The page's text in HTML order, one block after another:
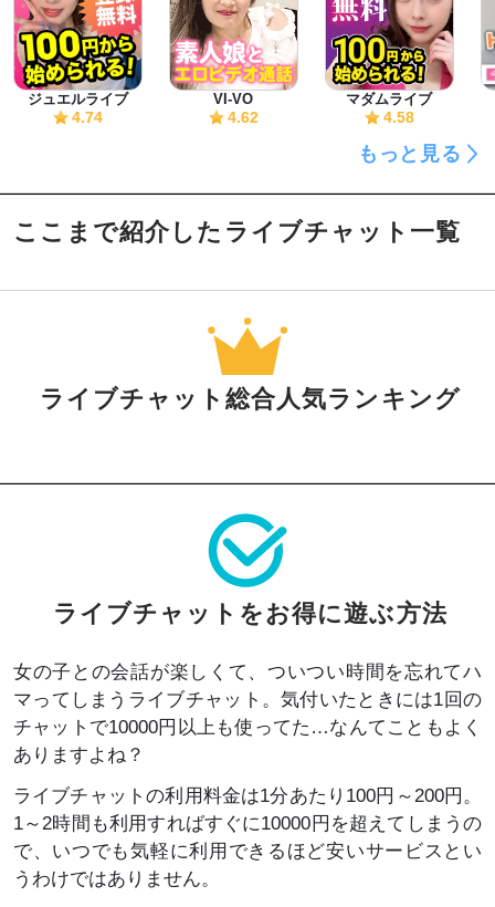
ジュエルライブ
4.74
VI-VO
4.62
マダムライブ
4.58
もっと見る
ここまで紹介したライブチャット一覧
ライブチャット総合人気ランキング
ライブチャットをお得に遊ぶ方法
女の子との会話が楽しくて、ついつい時間を忘れてハ
マってしまうライブチャット。気付いたときには1回の
チャットで10000円以上も使ってた…なんてこともよく
ありますよね？
ライブチャットの利用料金は1分あたり100円～200円。
1～2時間も利用すればすぐに10000円を超えてしまうの
で、いつでも気軽に利用できるほど安いサービスとい
うわけではありません。